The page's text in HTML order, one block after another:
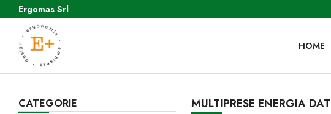
Ergomas Srl
HOME
CATEGORIE MULTIPRESE ENERGIA